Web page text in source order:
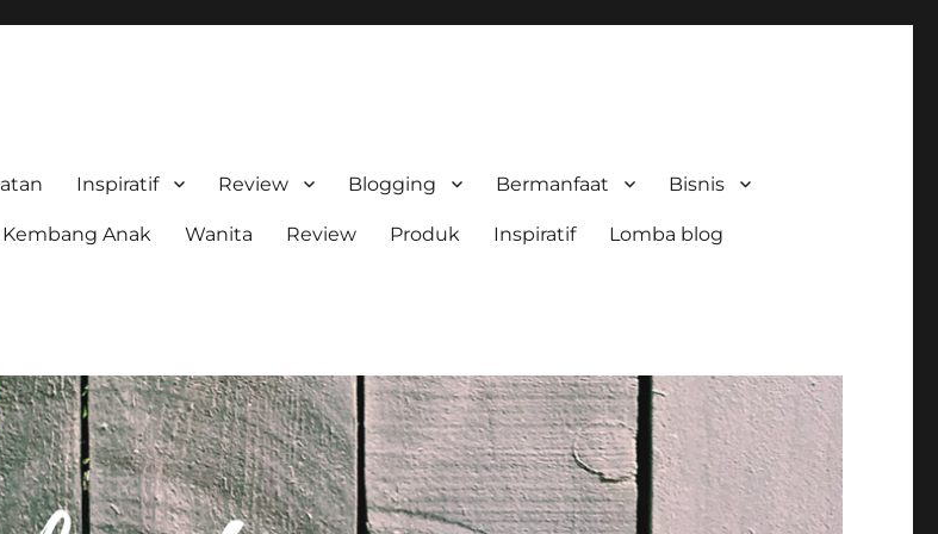
Inspiratif Review Blogging Bermanfaat Bisnis
Anak Wanita Review Produk Inspiratif Lomba blog